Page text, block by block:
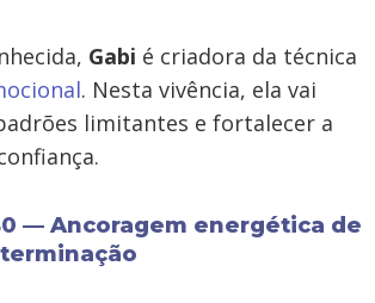
Gabi é criadora da técnica
. Nesta vivência, ela vai
limitantes e fortalecer a
— Ancoragem energética de